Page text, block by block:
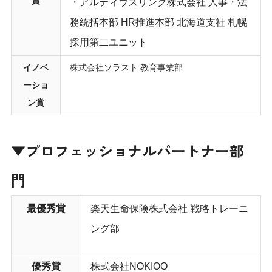
・アルティウスリンク株式会社 人事・法
務統括本部 HR推進本部 北海道支社 札幌
採用第二ユニット
イノベ
ーショ
ン賞
株式会社ソラスト 教育事業部
▼プロフェッショナルパートナー部
門
最優秀賞
楽天生命保険株式会社 戦略トレーニ
ング部
優秀賞 株式会社NOKIOO